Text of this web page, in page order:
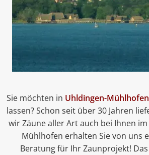
Sie möchten in Uhldingen-Mühlhofen
lassen? Schon seit über 30 Jahren
wir Zäune aller Art auch bei Ihnen
Mühlhofen erhalten Sie von uns
Beratung für Ihr Zaunprojekt!